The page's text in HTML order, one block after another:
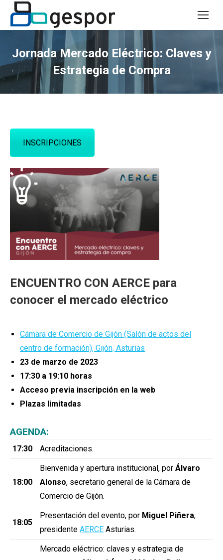
Jornada Mercado Eléctrico: Claves y
Estrategia de Compra
INSCRIPCIONES
ENCUENTRO CON AERCE para
conocer el mercado eléctrico
Cámara de Comercio de Gijón (Salón de actos del
centro de formación), Gijón, Asturias
23 de marzo de 2023
17:30 a 19:10 horas
Acceso previa inscripción en la web
Plazas limitadas
AGENDA:
17:30 Acreditaciones.
18:00
Bienvenida y apertura institucional, por Álvaro
Alonso, secretario general de la Cámara de
Comercio de Gijón.
18:05
Presentación del evento, por Miguel Piñera,
presidente AERCE Asturias.
Mercado eléctrico: claves y estrategia de